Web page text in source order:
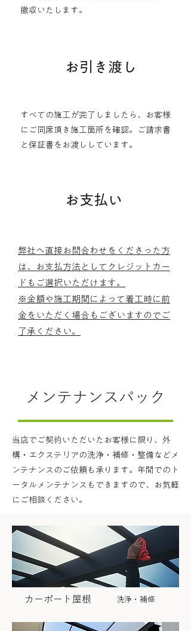
撤収いたします。
お引き渡し
すべての施工が完了しましたら、お客様
にご同席頂き施工箇所を確認。ご請求書
と保証書をお渡ししています。
お支払い
弊社へ直接お問合わせをくださった方
は、お支払方法としてクレジットカー
ド​もご選択いただけます。
​※金額や施工期間によって着工時に前
金をいただく場合もございますのでご
了承ください。
メンテナンスパック
当店でご契約いただいたお客様に限り、外
構・エクステリアの洗浄・補修・整備などメ
ンテナンスのご依頼も承ります。年間でのト
ータルメンテナンスもできますので、お気軽
にご相談ください。
カーポート屋根 洗浄・補修